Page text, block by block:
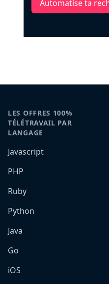
Automatise ta
LES OFFRES 100%
TÉLÉTRAVAIL PAR
LANGAGE
Javascript
PHP
Ruby
Python
Java
Go
iOS